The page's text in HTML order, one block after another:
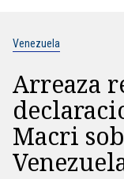
Venezuela
Arreaza
Macri